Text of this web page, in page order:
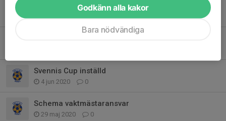
Hjälp med montering av nät i målburar
Svennis Cup inställd
4 jun 2020 0
Schema vaktmästaransvar
29 maj 2020 0
Godkänn alla kakor
Bara nödvändiga